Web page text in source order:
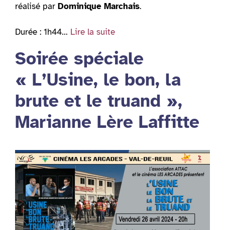
réalisé par Dominique Marchais.
Durée : 1h44… Lire la suite
Soirée spéciale
« L’Usine, le bon, la
brute et le truand »,
Marianne Lère Laffitte